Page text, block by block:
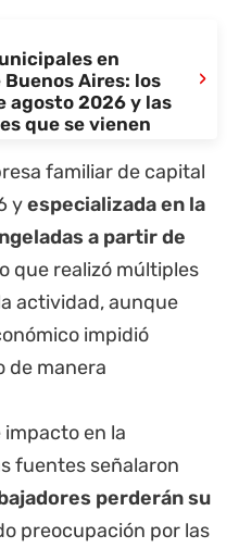
en
Aires: los
agosto 2026 y las
que se vienen
›
familiar de capital
yespecializada en la
a partir de
que realizó múltiples
actividad, aunque
impidió
de manera
en la
fuentes señalaron
perderán su
preocupación por las